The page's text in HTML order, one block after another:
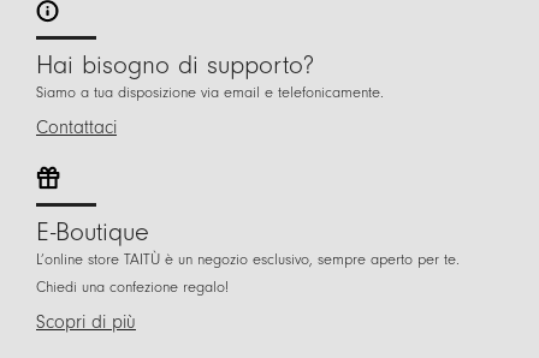
Hai bisogno di supporto?
Siamo a tua disposizione via email e telefonicamente.
Contattaci
E-Boutique
L’online store TAITÙ è un negozio esclusivo, sempre aperto per te.
Chiedi una confezione regalo!
Scopri di più